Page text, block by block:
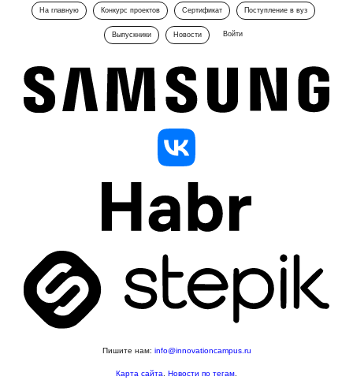
На главную Конкурс проектов Сертификат Поступление в вуз
Выпускники Новости Войти
Пишите нам: info@innovationcampus.ru
Карта сайта Новости по тегам